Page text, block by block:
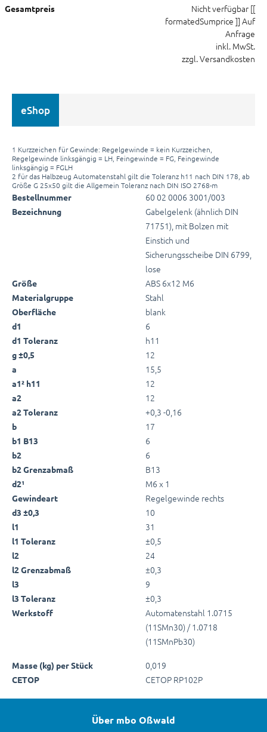
Gesamtpreis Nicht verfügbar [[
formatedSumprice ]] Auf
Anfrage
inkl. MwSt.
zzgl. Versandkosten
eShop
1 Kurzzeichen für Gewinde: Regelgewinde = kein Kurzzeichen,
Regelgewinde linksgängig = LH, Feingewinde = FG, Feingewinde
linksgängig = FGLH
2 für das Halbzeug Automatenstahl gilt die Toleranz h11 nach DIN 178, ab
Größe G 25x50 gilt die Allgemein Toleranz nach DIN ISO 2768-m
Bestellnummer 60 02 0006 3001/003
Bezeichnung
Gabelgelenk (ähnlich DIN
71751), mit Bolzen mit
Einstich und
Sicherungsscheibe DIN 6799,
lose
Größe ABS 6x12 M6
Materialgruppe Stahl
Oberfläche blank
d1 6
d1 Toleranz h11
g ±0,5 12
a 15,5
a1² h11 12
a2 12
a2 Toleranz +0,3 -0,16
b 17
b1 B13 6
b2 6
b2 Grenzabmaß B13
d2¹ M6 x 1
Gewindeart Regelgewinde rechts
d3 ±0,3 10
l1 31
l1 Toleranz ±0,5
l2 24
l2 Grenzabmaß ±0,3
l3 9
l3 Toleranz ±0,3
Werkstoff
Automatenstahl 1.0715
(11SMn30) / 1.0718
(11SMnPb30)
Masse (kg) per Stück 0,019
CETOP CETOP RP102P
Über mbo Oßwald